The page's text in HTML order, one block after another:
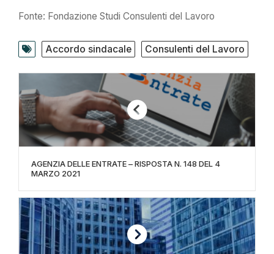
Fonte: Fondazione Studi Consulenti del Lavoro
Accordo sindacale Consulenti del Lavoro
AGENZIA DELLE ENTRATE – RISPOSTA N. 148 DEL 4
MARZO 2021